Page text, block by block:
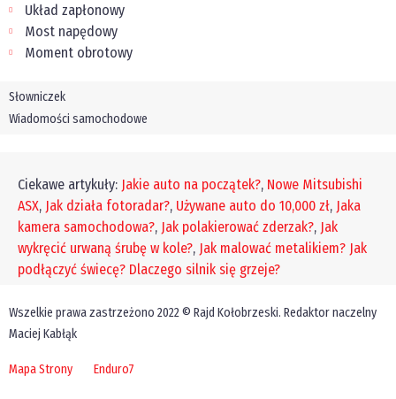
Układ zapłonowy
Most napędowy
Moment obrotowy
Słowniczek
Wiadomości samochodowe
Ciekawe artykuły: Jakie auto na początek?, Nowe Mitsubishi
ASX, Jak działa fotoradar?, Używane auto do 10,000 zł, Jaka
kamera samochodowa?, Jak polakierować zderzak?, Jak
wykręcić urwaną śrubę w kole?, Jak malować metalikiem? Jak
podłączyć świecę? Dlaczego silnik się grzeje?
Wszelkie prawa zastrzeżono 2022 © Rajd Kołobrzeski. Redaktor naczelny
Maciej Kabłąk
Mapa Strony Enduro7